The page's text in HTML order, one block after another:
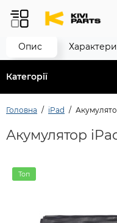
Категорії
Головна iPad
Акумулятор
Топ
Опис